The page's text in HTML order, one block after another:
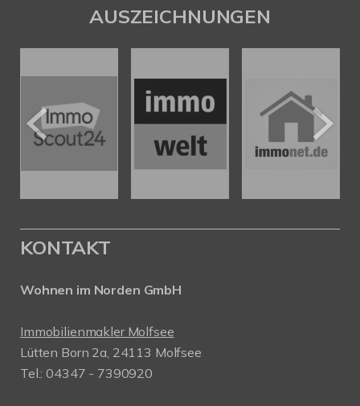
AUSZEICHNUNGEN
KONTAKT
Wohnen im Norden GmbH
Immobilienmakler Molfsee
Lütten Born 2a, 24113 Molfsee
Tel.: 04347 - 7390920